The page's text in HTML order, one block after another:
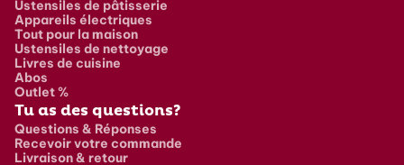
Ustensiles de pâtisserie
Appareils électriques
Tout pour la maison
Ustensiles de nettoyage
Livres de cuisine
Abos
Outlet %
Tu as des questions?
Questions & Réponses
Recevoir votre commande
Livraison & retour